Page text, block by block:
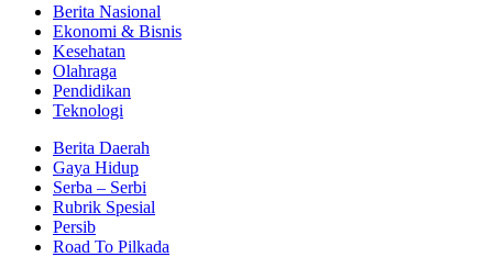
Berita Nasional
Ekonomi & Bisnis
Kesehatan
Olahraga
Pendidikan
Teknologi
Berita Daerah
Gaya Hidup
Serba – Serbi
Rubrik Spesial
Persib
Road To Pilkada